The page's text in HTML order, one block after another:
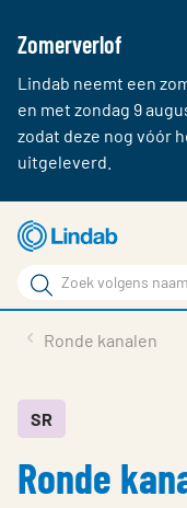
Zomerverlof
Lindab neemt een
en met zondag 9
zodat deze nog vóór
uitgeleverd.
naar
hoofdinhoud
Zoek
Zoek
Contact
Inloggen
Ronde kanalen
SR
Ronde